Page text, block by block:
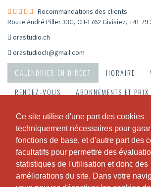
Ce site utilise d'une part des cookies
techniquement nécessaires pour
fonctions de base, et d'autre part des
facultatifs pour permettre des
statistiques de l'utilisation et donc des
améliorations du site. Dans votre
Ce site utilise d'une part des cookies
techniquement nécessaires pour
fonctions de base, et d'autre part des
facultatifs pour permettre des
statistiques de l'utilisation et donc des
améliorations du site. Dans votre
Recommandations des clients
Route André Piller 33G, CH-1762 Givisiez, +41 79
orastudio.ch
orastudioch@gmail.com
CALENDRIER EN DIRECT HORAIRE
RENDEZ-VOUS
ABONNEMENTS ET PRIX
A PROPOS DE NOUS
NOTRE TEAM
RECOMMANDATIONS DES CLIENTS
Vue hebdomadaire